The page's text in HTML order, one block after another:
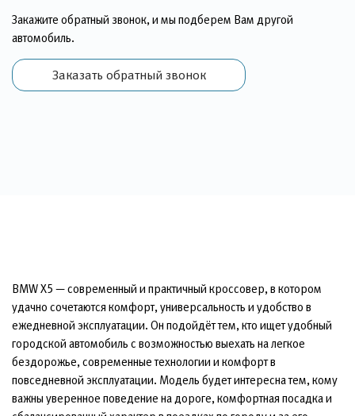
Закажите обратный звонок, и мы подберем Вам другой
автомобиль.
Заказать обратный звонок
BMW X5 — современный и практичный кроссовер, в котором
удачно сочетаются комфорт, универсальность и удобство в
ежедневной эксплуатации. Он подойдёт тем, кто ищет удобный
городской автомобиль с возможностью выехать на легкое
бездорожье, современные технологии и комфорт в
повседневной эксплуатации. Модель будет интересна тем, кому
важны уверенное поведение на дороге, комфортная посадка и